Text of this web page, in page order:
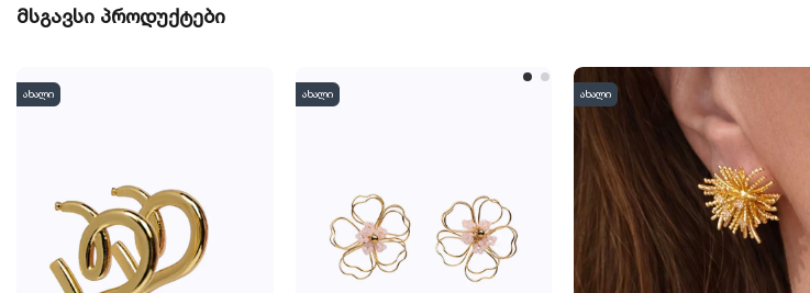
მსგავსი პროდუქტები
ახალი ახალი ახალი